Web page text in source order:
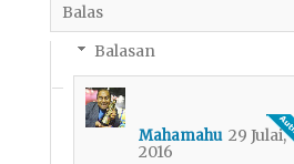
Balas
Balasan
Mahamahu 29 Julai,
2016